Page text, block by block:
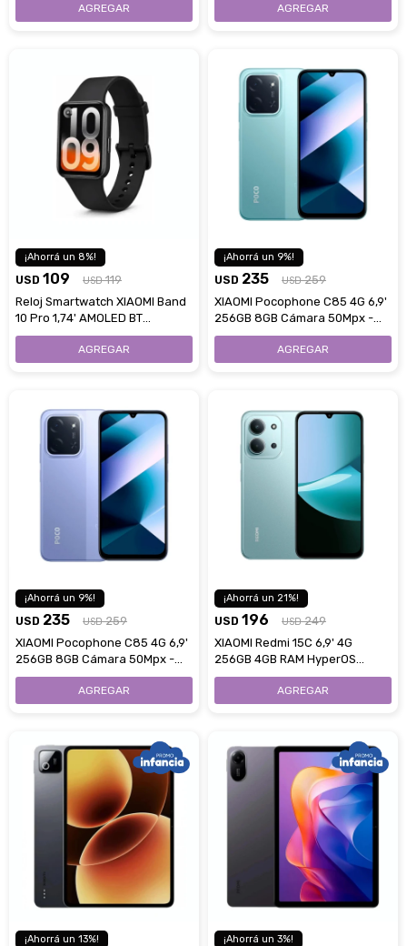
8
USD 109 USD 119
Reloj Smartwatch XIAOMI Band
10 Pro 1,74' AMOLED BT
Resitencia 5ATM - Midnight
9
USD 235 USD 259
XIAOMI Pocophone C85 4G 6,9'
256GB 8GB Cámara 50Mpx -
Green
9
USD 235 USD 259
XIAOMI Pocophone C85 4G 6,9'
256GB 8GB Cámara 50Mpx -
Purple
21
USD 196 USD 249
XIAOMI Redmi 15C 6,9' 4G
256GB 4GB RAM HyperOS
Cámara 50Mpx - Mint Green
13 3